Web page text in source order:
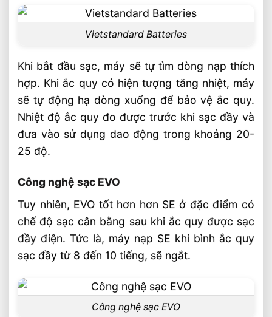
Vietstandard Batteries
Khi bắt đầu sạc, máy sẽ tự tìm dòng nạp thích
hợp. Khi ắc quy có hiện tượng tăng nhiệt, máy
sẽ tự động hạ dòng xuống để bảo vệ ắc quy.
Nhiệt độ ắc quy đo được trước khi sạc đầy và
đưa vào sử dụng dao động trong khoảng 20-
25 độ.
Công nghệ sạc EVO
Tuy nhiên, EVO tốt hơn hơn SE ở đặc điểm có
chế độ sạc cân bằng sau khi ắc quy được sạc
đầy điện. Tức là, máy nạp SE khi bình ắc quy
sạc đầy từ 8 đến 10 tiếng, sẽ ngắt.
Công nghệ sạc EVO